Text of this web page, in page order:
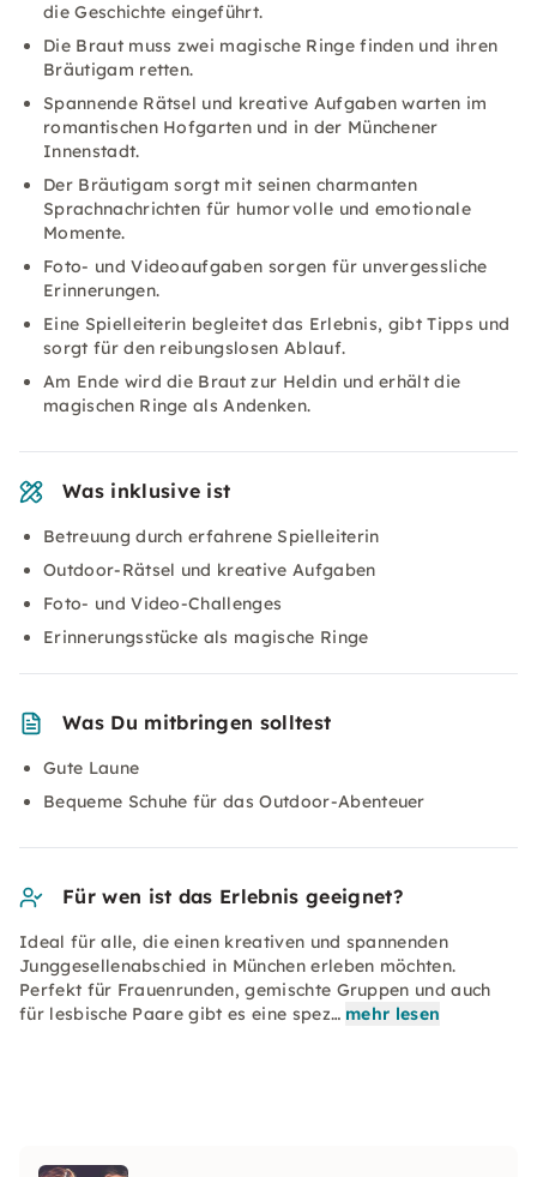
die Geschichte eingeführt.
Die Braut muss zwei magische Ringe finden und ihren
Bräutigam retten.
Spannende Rätsel und kreative Aufgaben warten im
romantischen Hofgarten und in der Münchener
Innenstadt.
Der Bräutigam sorgt mit seinen charmanten
Sprachnachrichten für humorvolle und emotionale
Momente.
Foto- und Videoaufgaben sorgen für unvergessliche
Erinnerungen.
Eine Spielleiterin begleitet das Erlebnis, gibt Tipps und
sorgt für den reibungslosen Ablauf.
Am Ende wird die Braut zur Heldin und erhält die
magischen Ringe als Andenken.
Was inklusive ist
Betreuung durch erfahrene Spielleiterin
Outdoor-Rätsel und kreative Aufgaben
Foto- und Video-Challenges
Erinnerungsstücke als magische Ringe
Was Du mitbringen solltest
Gute Laune
Bequeme Schuhe für das Outdoor-Abenteuer
Für wen ist das Erlebnis geeignet?
Ideal für alle, die einen kreativen und spannenden
Junggesellenabschied in München erleben möchten.
Perfekt für Frauenrunden, gemischte Gruppen und auch
für lesbische Paare gibt es eine spez… mehr lesen